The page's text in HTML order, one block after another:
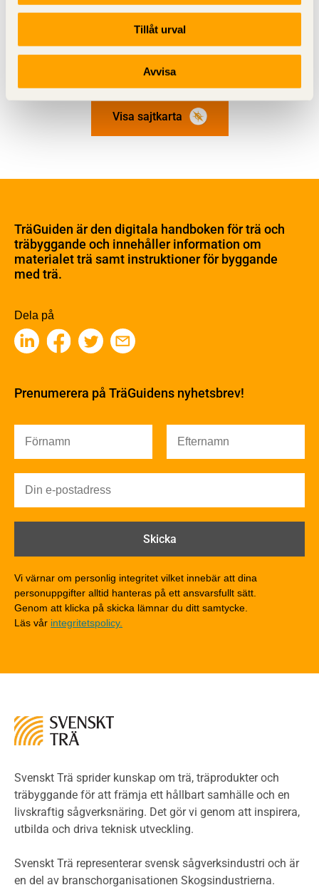
Tillåt urval
Avvisa
Visa sajtkarta
Skogsbruk
Barrträdets uppbyggnad
Träets egenskaper och kvalitet
Träbaserade produkter
Kemisk behandling
Fakta om Limträ
Värmeisolering och lufttäthet
Ljud
Brandsäkerhet
Brandsäkerhet
Brandförlopp i byggnader
Brandklasser för material och konstruktioner
Träkonstruktioners brandmotstånd
Detaljlösningar
Träytors brandegenskaper
Tekniska byten med sprinkler
Riskvärdering i flervåningsbostadshus
Miljöeffekter
LCA
Miljödeklarationer och märkning
Termer och förkortningar
Planering
Klimatkalkylator hallar
Projektering av trähus - generellt
TräGuiden är den digitala handboken för trä och
träbyggande och innehåller information om
materialet trä samt instruktioner för byggande
med trä.
Dela på
Prenumerera på TräGuidens nyhetsbrev!
Vi värnar om personlig integritet vilket innebär att dina
personuppgifter alltid hanteras på ett ansvarsfullt sätt.
Genom att klicka på skicka lämnar du ditt samtycke.
Läs vår integritetspolicy.
Svenskt Trä sprider kunskap om trä, träprodukter och
träbyggande för att främja ett hållbart samhälle och en
livskraftig sågverksnäring. Det gör vi genom att inspirera,
utbilda och driva teknisk utveckling.
Svenskt Trä representerar svensk sågverksindustri och är
en del av branschorganisationen Skogsindustrierna.